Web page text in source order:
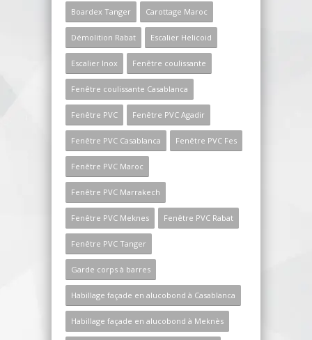
Boardex Tanger Carottage Maroc
Démolition Rabat Escalier Helicoid
Escalier Inox Fenêtre coulissante
Fenêtre coulissante Casablanca
Fenêtre PVC Fenêtre PVC Agadir
Fenêtre PVC Casablanca Fenêtre PVC Fes
Fenêtre PVC Maroc
Fenêtre PVC Marrakech
Fenêtre PVC Meknes Fenêtre PVC Rabat
Fenêtre PVC Tanger
Garde corps à barres
Habillage façade en alucobond à Casablanca
Habillage façade en alucobond à Meknès